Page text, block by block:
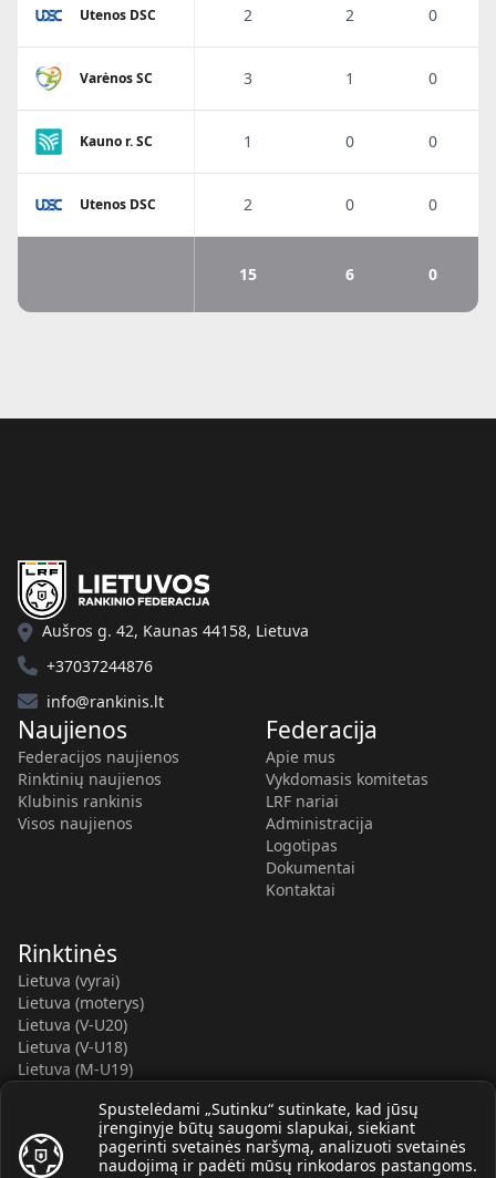
Utenos DSC 2 2 0
Varėnos SC 3 1 0
Kauno r. SC 1 0 0
Utenos DSC 2 0 0
15 6 0
Spustelėdami „Sutinku“ sutinkate, kad jūsų
įrenginyje būtų saugomi slapukai, siekiant
pagerinti svetainės naršymą, analizuoti svetainės
naudojimą ir padėti mūsų rinkodaros pastangoms.
Aušros g. 42, Kaunas 44158, Lietuva
+37037244876
info@rankinis.lt
Naujienos
Federacijos naujienos
Rinktinių naujienos
Klubinis rankinis
Visos naujienos
Federacija
Apie mus
Vykdomasis komitetas
LRF nariai
Administracija
Logotipas
Dokumentai
Kontaktai
Rinktinės
Lietuva (vyrai)
Lietuva (moterys)
Lietuva (V-U20)
Lietuva (V-U18)
Lietuva (M-U19)
Lietuva (M-U16)